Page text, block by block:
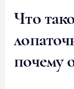
Что
почему